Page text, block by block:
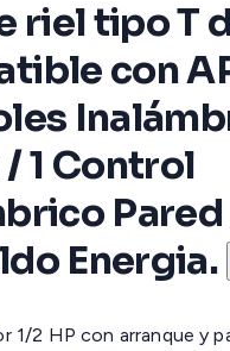
riel tipo T
con
1 Control
Energia.
1/2 HP con arranque y